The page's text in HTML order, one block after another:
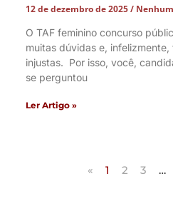
12 de dezembro de 2025
O TAF feminino concurso
muitas dúvidas e,
injustas. Por isso, você,
se perguntou
Ler Artigo »
« 1 2 3 …